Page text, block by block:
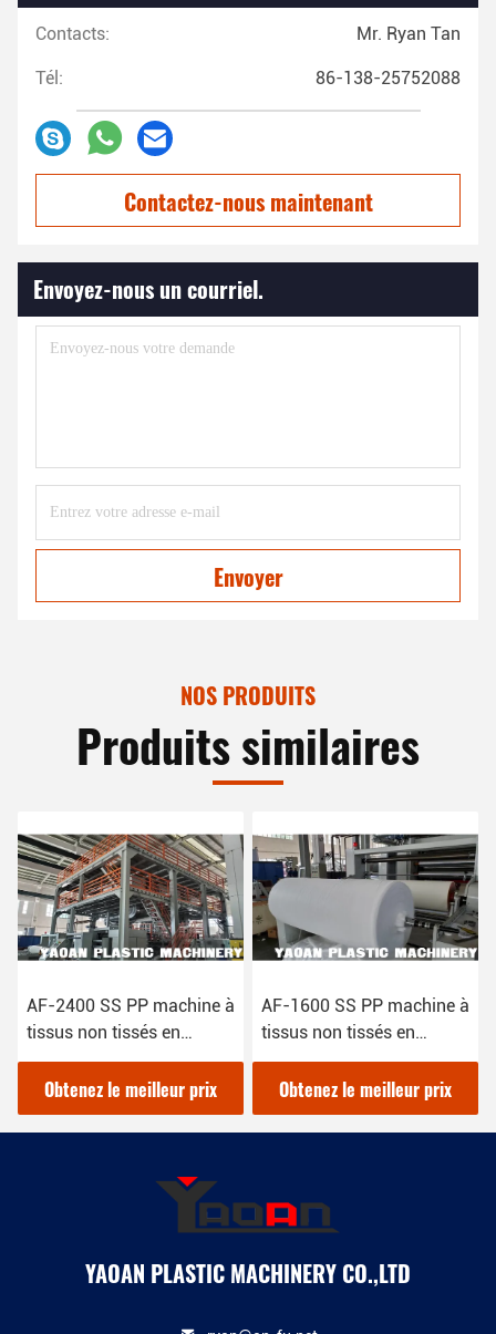
Contacts: Mr. Ryan Tan
Tél: 86-138-25752088
Contactez-nous maintenant
Envoyez-nous un courriel.
Envoyer
NOS PRODUITS
Produits similaires
AF-2400 SS PP machine à
tissus non tissés en
spongebond
Obtenez le meilleur prix
AF-1600 SS PP machine à
tissus non tissés en
sponbond
Obtenez le meilleur prix
YAOAN PLASTIC MACHINERY CO.,LTD